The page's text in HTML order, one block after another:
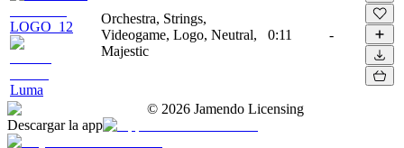
LOGO_12
Luma
Orchestra, Strings,
Videogame, Logo, Neutral,
Majestic
0:11 -
© 2026 Jamendo Licensing
Descargar la app